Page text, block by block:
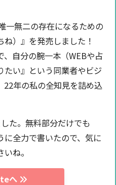
一無二の存在になるための
）』を発売しました！
自分の腕一本（WEBや占
たい』という同業者やビジ
22年の私の全知見を詰め込
た。無料部分だけでも
に全力で書いたので、気に
ね。
へ